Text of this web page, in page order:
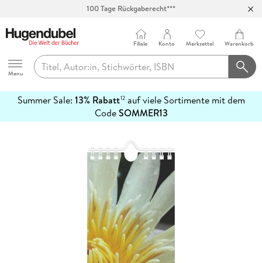
100 Tage Rückgaberecht***
Hugendubel
Menu
Filiale Konto Merkzettel Warenkorb
Summer Sale: 13% Rabatt12auf viele Sortimente mit dem
CodeSOMMER13
erfahren